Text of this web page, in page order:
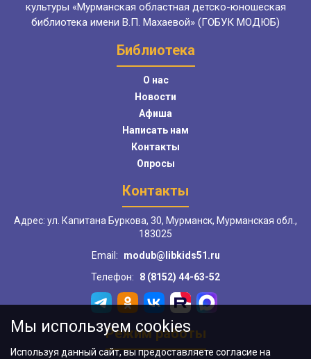
культуры «Мурманская областная детско-юношеская
библиотека имени В.П. Махаевой» (ГОБУК МОДЮБ)
Библиотека
О нас
Новости
Афиша
Написать нам
Контакты
Опросы
Контакты
Адрес: ул. Капитана Буркова, 30, Мурманск, Мурманская обл.,
183025
Email:
modub@libkids51.ru
Телефон:
8 (8152) 44-63-52
Режим работы
Мы используем cookies
Используя данный сайт, вы предоставляете согласие на